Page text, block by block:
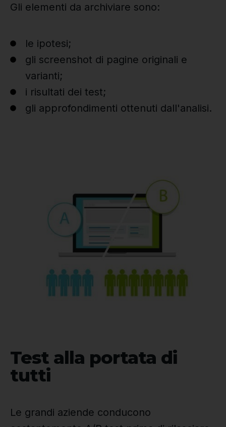
Gli elementi da archiviare sono:
le ipotesi;
gli screenshot di pagine originali e
varianti;
i risultati dei test;
gli approfondimenti ottenuti dall'analisi.
Test alla portata di
tutti
Le grandi aziende conducono